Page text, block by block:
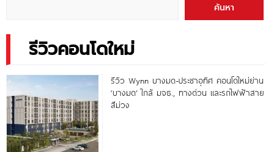
ค้นหา
รีวิวคอนโดใหม่
รีวิว Wynn บางมด-ประชาอุทิศ คอนโดใหม่ย่าน
‘บางมด’ ใกล้ มจธ., ทางด่วน และรถไฟฟ้าสาย
สีม่วง